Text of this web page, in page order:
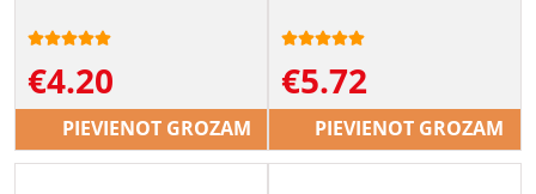
€4.20
PIEVIENOT GROZAM
€5.72
PIEVIENOT GROZAM